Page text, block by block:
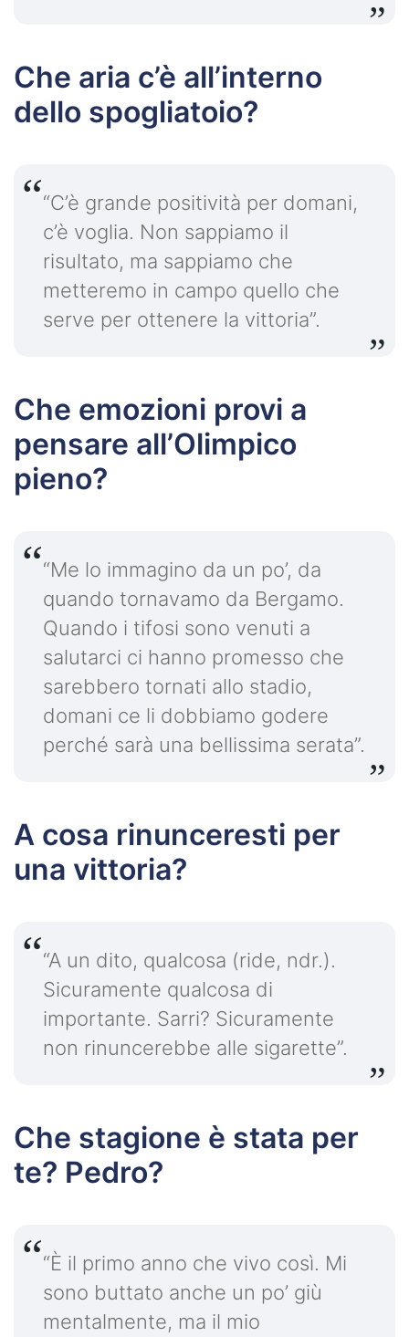
Che aria c’è all’interno
dello spogliatoio?
“C’è grande positività per domani,
c’è voglia. Non sappiamo il
risultato, ma sappiamo che
metteremo in campo quello che
serve per ottenere la vittoria”.
Che emozioni provi a
pensare all’Olimpico
pieno?
“Me lo immagino da un po’, da
quando tornavamo da Bergamo.
Quando i tifosi sono venuti a
salutarci ci hanno promesso che
sarebbero tornati allo stadio,
domani ce li dobbiamo godere
perché sarà una bellissima serata”.
A cosa rinunceresti per
una vittoria?
“A un dito, qualcosa (ride, ndr.).
Sicuramente qualcosa di
importante. Sarri? Sicuramente
non rinuncerebbe alle sigarette”.
Che stagione è stata per
te? Pedro?
“È il primo anno che vivo così. Mi
sono buttato anche un po’ giù
mentalmente, ma il mio